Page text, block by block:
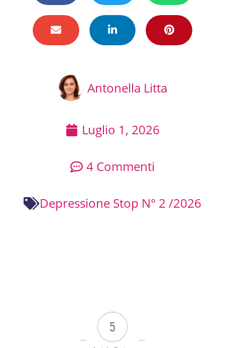
Antonella Litta
Luglio 1, 2026
4 Commenti
Depressione Stop N° 2 /2026
5